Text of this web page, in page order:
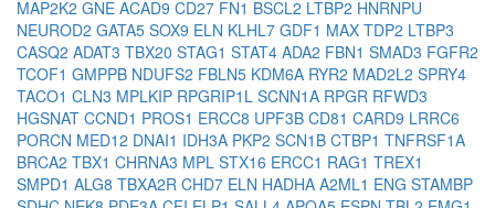
MAP2K2 GNE ACAD9 CD27 FN1 BSCL2 LTBP2 HNRNPU
NEUROD2 GATA5 SOX9 ELN KLHL7 GDF1 MAX TDP2 LTBP3
CASQ2 ADAT3 TBX20 STAG1 STAT4 ADA2 FBN1 SMAD3 FGFR2
TCOF1 GMPPB NDUFS2 FBLN5 KDM6A RYR2 MAD2L2 SPRY4
TACO1 CLN3 MPLKIP RPGRIP1L SCNN1A RPGR RFWD3
HGSNAT CCND1 PROS1 ERCC8 UPF3B CD81 CARD9 LRRC6
PORCN MED12 DNAI1 IDH3A PKP2 SCN1B CTBP1 TNFRSF1A
BRCA2 TBX1 CHRNA3 MPL STX16 ERCC1 RAG1 TREX1
SMPD1 ALG8 TBXA2R CHD7 ELN HADHA A2ML1 ENG STAMBP